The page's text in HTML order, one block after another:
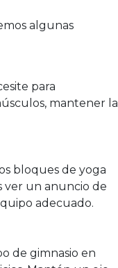
algunas
para
mantener la
bloques de yoga
ver un anuncio de
adecuado.
de gimnasio en